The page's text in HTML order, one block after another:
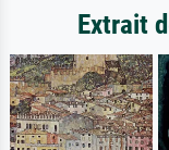
Extrait